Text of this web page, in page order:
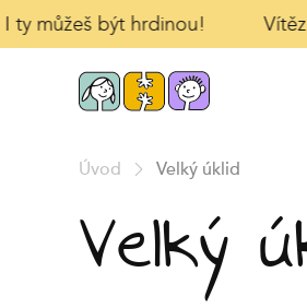
ty můžeš být hrdinou!
Úvod Velký úklid
Velký